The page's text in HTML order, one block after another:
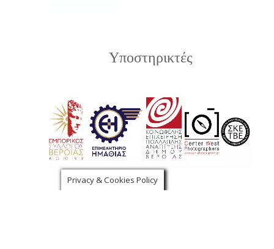
Υποστηρικτές
Privacy & Cookies Policy